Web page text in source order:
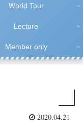
World Tour
Lecture
Member only
2020.04.21